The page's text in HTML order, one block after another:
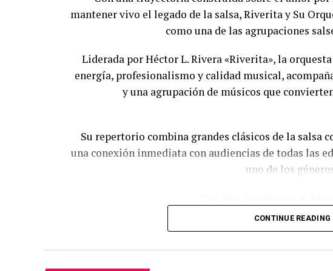
Escudo de Oro de
Con una obra que ha trascendido generaciones,
de los compositores más representativos de
interpretadas por numerosos artistas y forman
mantener vivo el legado de la salsa, Riverita y Su
como una de las agrupaciones
Liderada por Héctor L. Rivera «Riverita», la
energía, profesionalismo y calidad musical,
y una agrupación de músicos que
Su repertorio combina grandes clásicos de la salsa
una conexión inmediata con audiencias de todas las
uno de los
✔ Tres vocalistas
CONTINUE READING